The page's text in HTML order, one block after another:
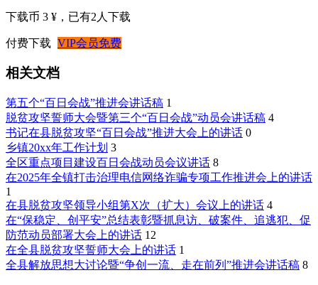
下载币 3 ¥ ，已有2 人下载
付费下载 VIP会员免费
相关文档
第五个“百日会战”推进会讲话稿 1
脱贫攻坚誓师大会暨第三个“百日会战”动员会讲话稿 4
书记在县脱贫攻坚“百日会战”推进大会上的讲话 0
乡镇20xx年工作计划 3
全区重点项目建设百日会战动员会议讲话 8
在2025年全镇打击治理电信网络诈骗专项工作推进会上的讲话
1
在县脱贫攻坚领导小组第X次（扩大）会议上的讲话 4
在“保稳定、创平安”总结表彰暨抓息访、破案件、追逃犯、促
防范动员部署大会上的讲话 12
在全县脱贫攻坚誓师大会上的讲话 1
全县解放思想大讨论暨“争创一流、走在前列”推进会讲话稿 8